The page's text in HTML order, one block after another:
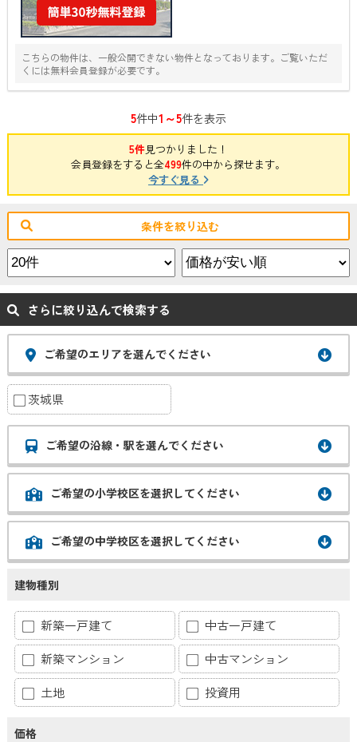
こちらの物件は、一般公開できない物件となっております。ご覧いただ
くには無料会員登録が必要です。
5件中1～5件を表示
5件見つかりました！
会員登録をすると全499件の中から探せます。
今すぐ見る
条件を絞り込む
さらに絞り込んで検索する
ご希望のエリアを選んでください
茨城県
ご希望の沿線・駅を選んでください
ご希望の小学校区を選択してください
ご希望の中学校区を選択してください
建物種別
新築一戸建て
中古一戸建て
新築マンション
中古マンション
土地
投資用
価格